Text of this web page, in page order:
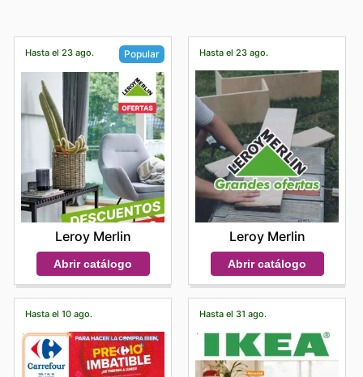
Hasta el 23 ago. Popular
Leroy Merlin
Abrir catálogo
Hasta el 23 ago.
Leroy Merlin
Abrir catálogo
Hasta el 10 ago. Hasta el 31 ago.